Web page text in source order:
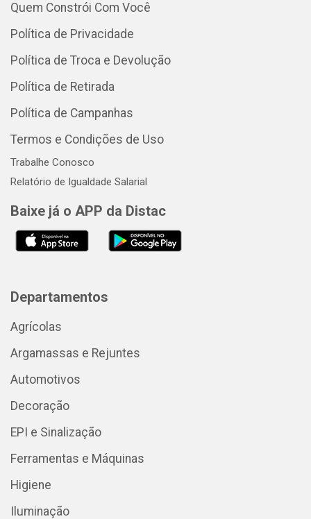
Quem Constrói Com Você
Política de Privacidade
Política de Troca e Devolução
Política de Retirada
Política de Campanhas
Termos e Condições de Uso
Trabalhe Conosco
Relatório de Igualdade Salarial
Baixe já o APP da Distac
Departamentos
Agrícolas
Argamassas e Rejuntes
Automotivos
Decoração
EPI e Sinalização
Ferramentas e Máquinas
Higiene
Iluminação